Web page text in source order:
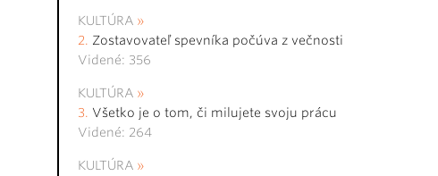
KULTÚRA
Zostavovateľ spevníka počúva z večnosti
Videné: 356
KULTÚRA
Všetko je o tom, či milujete svoju prácu
Videné: 264
KULTÚRA